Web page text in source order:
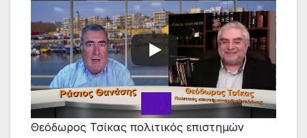
Θεόδωρος Τσίκας πολιτικός επιστημών